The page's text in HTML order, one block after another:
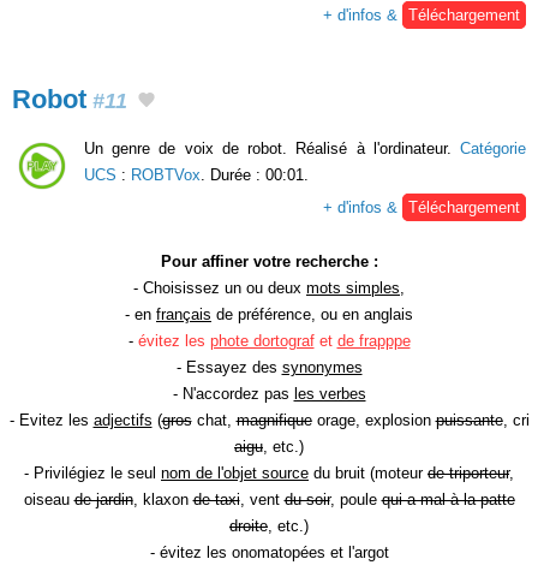
+ d'infos &
Téléchargement
Robot #11
Un genre de voix de robot. Réalisé à l'ordinateur. Catégorie
UCS : ROBTVox . Durée : 00:01.
+ d'infos &
Téléchargement
Pour affiner votre recherche :
- Choisissez un ou deux mots simples
- en français de préférence, ou en anglais
- évitez les phote dortografet de frapppe
- Essayez des synonymes
- N'accordez pas les verbes
- Evitez les adjectifs (groschat,magnifiqueorage, explosionpuissante, cri
aigu , etc.)
- Privilégiez le seul nom de l'objet source du bruit (moteur de triporteur,
oiseaude jardin, klaxonde taxi, ventdu soir, poulequi a mal à la patte
droite , etc.)
- évitez les onomatopées et l'argot